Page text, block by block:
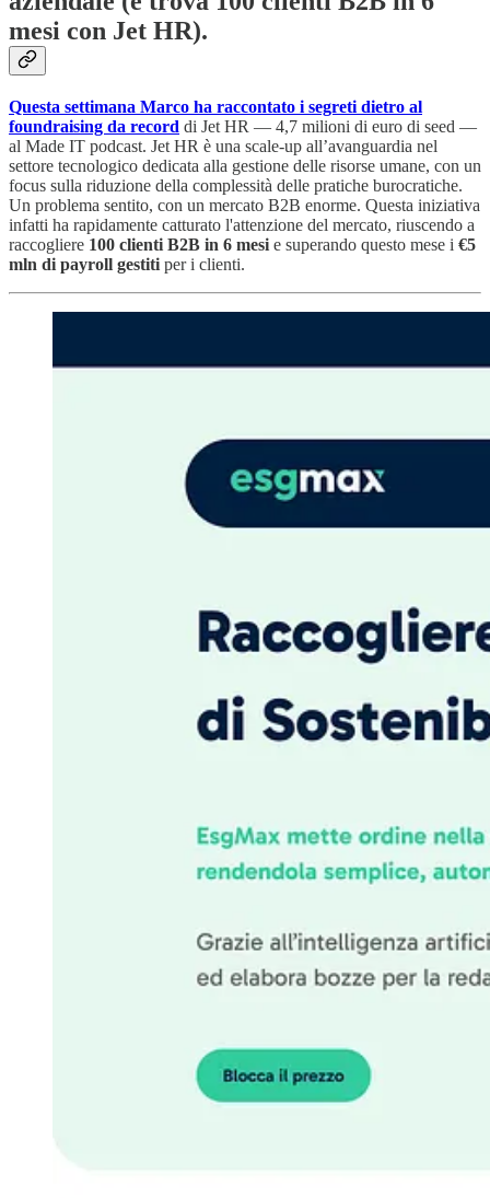
mesi con Jet HR).
Questa settimana Marco ha raccontato i segreti dietro al
foundraising da record di Jet HR — 4,7 milioni di euro di seed —
al Made IT podcast. Jet HR è una scale-up all’avanguardia nel
settore tecnologico dedicata alla gestione delle risorse umane, con un
focus sulla riduzione della complessità delle pratiche burocratiche.
Un problema sentito, con un mercato B2B enorme. Questa iniziativa
infatti ha rapidamente catturato l'attenzione del mercato, riuscendo a
raccogliere 100 clienti B2B in 6 mesi e superando questo mese i €5
mln di payroll gestiti per i clienti.